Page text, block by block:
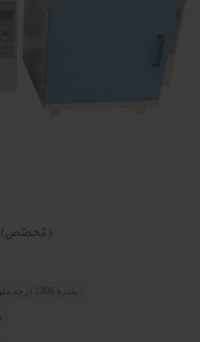
فرن كاتم للصوت MX45-13TP (مُخصّص)
سعر فرن التلبيد القابل للبرمجة PID بقدرة 1300 درجة مئوية